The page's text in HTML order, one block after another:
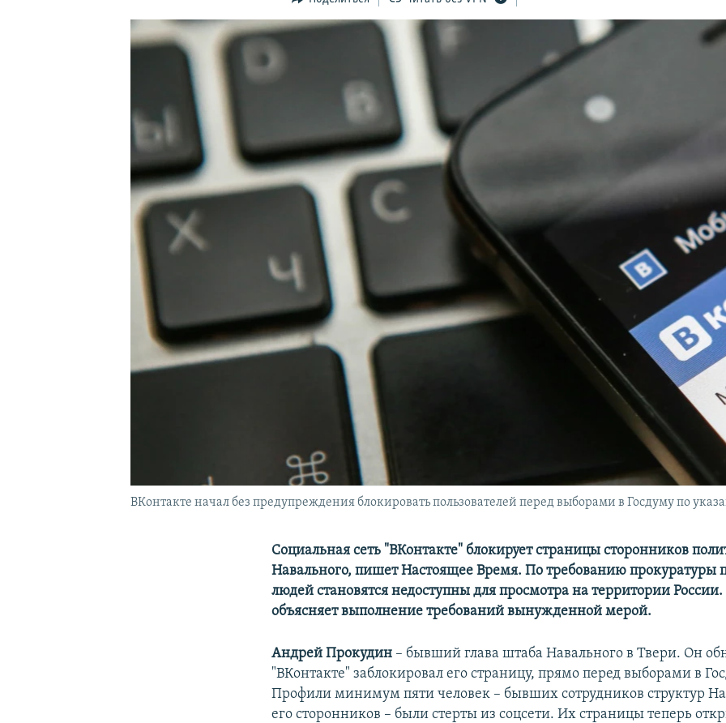
ВКонтакте начал без предупреждения блокировать пользователей перед выборами в Госдуму по
Социальная сеть "ВКонтакте" блокирует страницы сторонников
Навального, пишет Настоящее Время. По требованию прокуратуры
людей становятся недоступны для просмотра на территории
объясняет выполнение требований вынужденной мерой.
Андрей Прокудин – бывший глава штаба Навального в Твери. Он
"ВКонтакте" заблокировал его страницу, прямо перед выборами в
Профили минимум пяти человек – бывших сотрудников структур
его сторонников – были стерты из соцсети. Их страницы теперь